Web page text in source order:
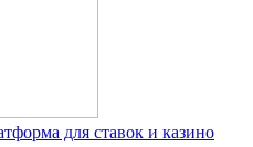
для ставок и казино